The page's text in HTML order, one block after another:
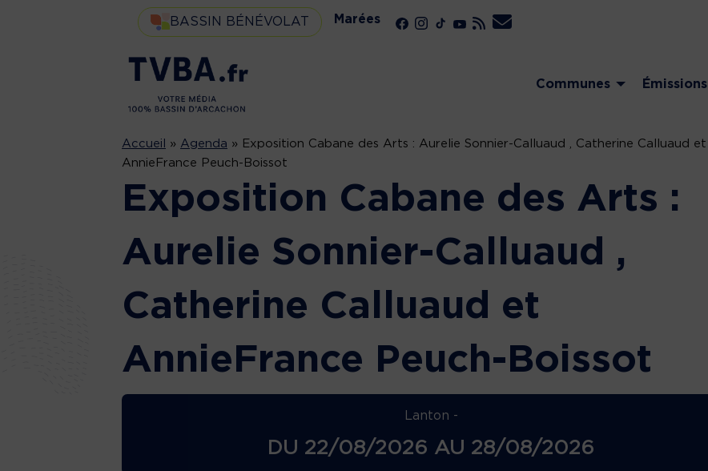
BASSIN BÉNÉVOLAT Marées
Communes Émissions
Accueil » Agenda » Exposition Cabane des Arts : Aurelie Sonnier-Calluaud , Catherine Calluaud et
AnnieFrance Peuch-Boissot
Exposition Cabane des Arts :
Aurelie Sonnier-Calluaud ,
Catherine Calluaud et
AnnieFrance Peuch-Boissot
Lanton -
DU 22/08/2026 AU 28/08/2026